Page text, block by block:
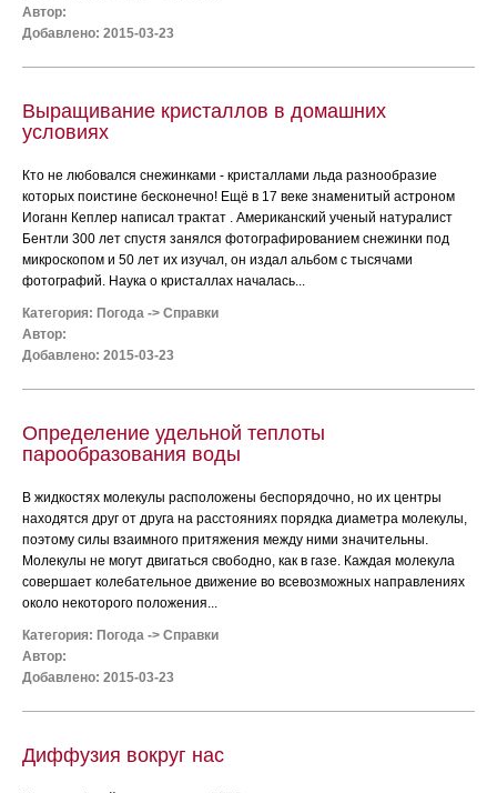
Автор:
Добавлено: 2015-03-23
Выращивание кристаллов в домашних
условиях
Кто не любовался снежинками - кристаллами льда разнообразие
которых поистине бесконечно! Ещё в 17 веке знаменитый астроном
Иоганн Кеплер написал трактат . Американский ученый натуралист
Бентли 300 лет спустя занялся фотографированием снежинки под
микроскопом и 50 лет их изучал, он издал альбом с тысячами
фотографий. Наука о кристаллах началась...
Категория: Погода -> Справки
Автор:
Добавлено: 2015-03-23
Определение удельной теплоты
парообразования воды
В жидкостях молекулы расположены беспорядочно, но их центры
находятся друг от друга на расстояниях порядка диаметра молекулы,
поэтому силы взаимного притяжения между ними значительны.
Молекулы не могут двигаться свободно, как в газе. Каждая молекула
совершает колебательное движение во всевозможных направлениях
около некоторого положения...
Категория: Погода -> Справки
Автор:
Добавлено: 2015-03-23
Диффузия вокруг нас